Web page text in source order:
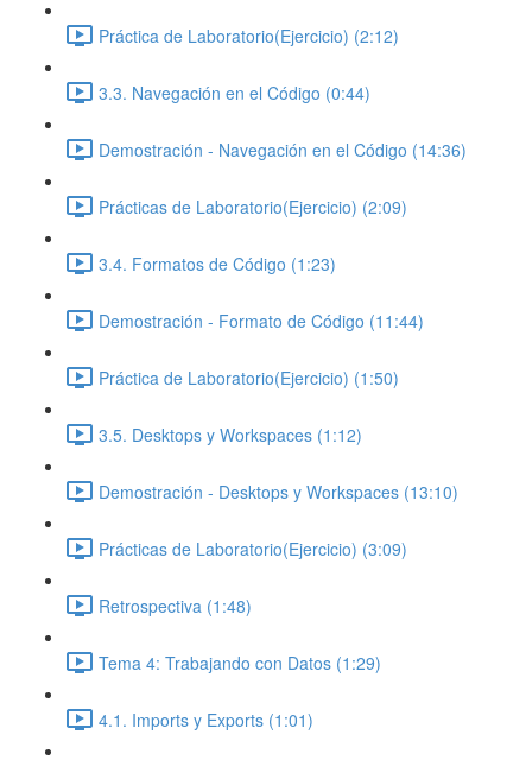
Práctica de Laboratorio(Ejercicio) (2:12)
3.3. Navegación en el Código (0:44)
Demostración - Navegación en el Código (14:36)
Prácticas de Laboratorio(Ejercicio) (2:09)
3.4. Formatos de Código (1:23)
Demostración - Formato de Código (11:44)
Práctica de Laboratorio(Ejercicio) (1:50)
3.5. Desktops y Workspaces (1:12)
Demostración - Desktops y Workspaces (13:10)
Prácticas de Laboratorio(Ejercicio) (3:09)
Retrospectiva (1:48)
Tema 4: Trabajando con Datos (1:29)
4.1. Imports y Exports (1:01)